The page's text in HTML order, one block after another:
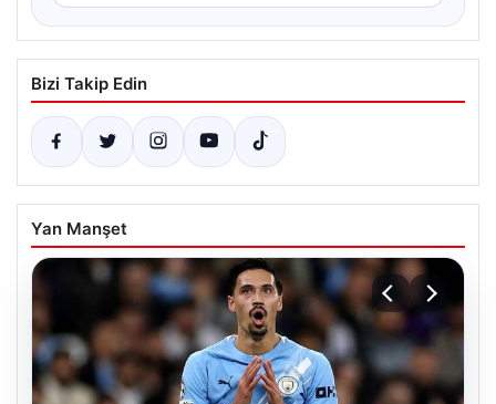
Bizi Takip Edin
Yan Manşet